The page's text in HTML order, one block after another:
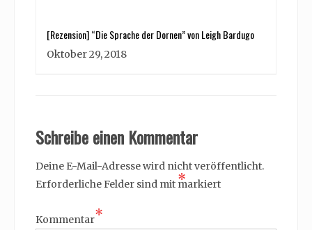
[Rezension] “Die Sprache der Dornen” von Leigh Bardugo
Oktober 29, 2018
Schreibe einen Kommentar
Deine E-Mail-Adresse wird nicht veröffentlicht.
Erforderliche Felder sind mit *
markiert
Kommentar*